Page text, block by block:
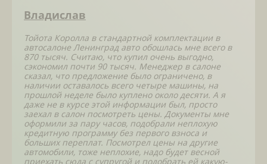
Владислав
Тойота Королла в стандартной комплектации в
автосалоне Ленинград авто обошлась мне всего в
870 тысяч. Считаю, что купил очень выгодно,
сэкономил почти 90 тысяч. Менеджер в салоне
сказал, что предложение было ограничено, в
наличии оставалось всего четыре машины, на
прошлой неделе было куплено около десяти. А я
даже не в курсе этой информации был, просто
заехал в салон посмотреть цены. Документы мне
оформили за пару часов, подобрали неплохую
кредитную программу без первого взноса и
больших переплат. Посмотрел цены на другие
автомобили, тоже неплохие, надо будет весной
приехать сюда с супругой и подобрать ей какую-